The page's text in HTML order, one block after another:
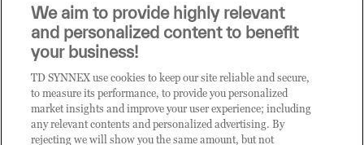
Sei un rivenditore di tecnologia e desideri acquistare
i prodotti o le soluzioni trattate sul blog?
CLICCA QUI E DIVENTA
CLIENTE TD SYNNEX
We aim to provide highly relevant
and personalized content to benefit
your business!
TD SYNNEX use cookies to keep our site reliable and secure,
to measure its performance, to provide you personalized
market insights and improve your user experience; including
any relevant contents and personalized advertising. By
rejecting we will show you the same amount, but not